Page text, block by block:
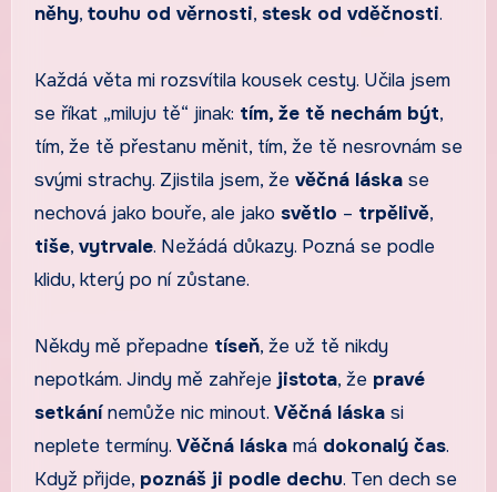
něhy, touhu od věrnosti, stesk od vděčnosti.
Každá věta mi rozsvítila kousek cesty. Učila jsem
se říkat „miluju tě“ jinak: tím, že tě nechám být,
tím, že tě přestanu měnit, tím, že tě nesrovnám se
svými strachy. Zjistila jsem, že věčná láskase
nechová jako bouře, ale jako světlo – trpělivě,
tiše, vytrvale. Nežádá důkazy. Pozná se podle
klidu, který po ní zůstane.
Někdy mě přepadne tíseň, že už tě nikdy
nepotkám. Jindy mě zahřeje jistota, že pravé
setkánínemůže nic minout. Věčná láskasi
neplete termíny. Věčná láskamá dokonalý čas.
Když přijde, poznáš ji podle dechu. Ten dech se